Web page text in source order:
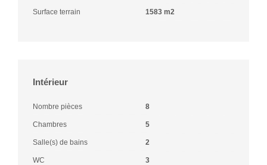
Surface terrain 1583 m2
Intérieur
Nombre pièces 8
Chambres 5
Salle(s) de bains 2
WC 3